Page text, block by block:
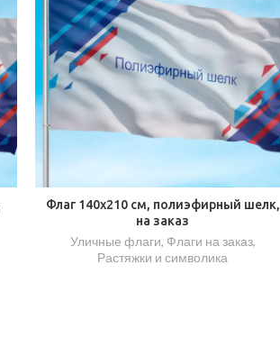
Флаг 140х210 см, полиэфирный шелк,
на заказ
Уличные флаги, Флаги на заказ,
Растяжки и символика